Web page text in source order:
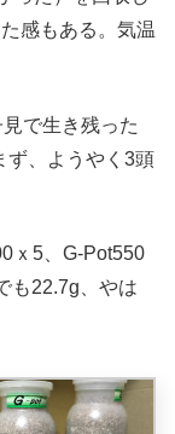
感もある。気温
で生き残った
ず、ようやく3頭
ｘ5、G-Pot550
も22.7g、やは